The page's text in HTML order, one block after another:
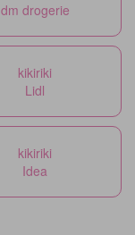
dm drogerie
kikiriki
Lidl
kikiriki
Idea